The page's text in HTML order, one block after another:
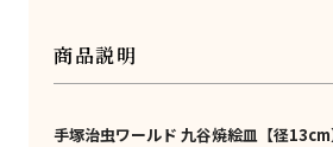
商品説明
手塚治虫ワールド 九谷焼絵皿【径13cm